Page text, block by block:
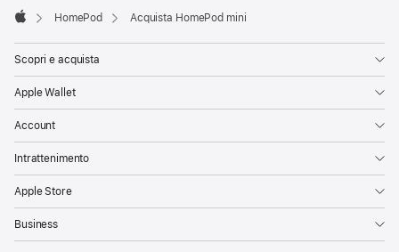
HomePod Acquista HomePod mini
Scopri e acquista
Apple Wallet
Account
Intrattenimento
Apple Store
Business